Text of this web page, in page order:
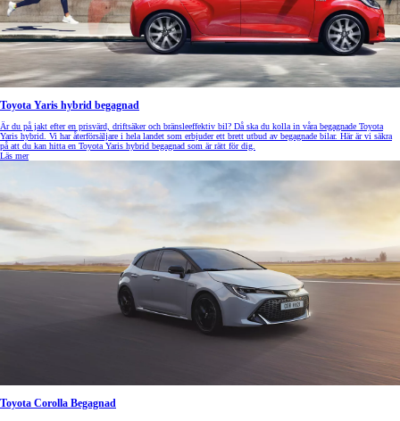
Toyota Yaris hybrid begagnad
Är du på jakt efter en prisvärd, driftsäker och bränsleeffektiv bil? Då ska du kolla in våra begagnade Toyota
Yaris hybrid. Vi har återförsäljare i hela landet som erbjuder ett brett utbud av begagnade bilar. Här är vi säkra
på att du kan hitta en Toyota Yaris hybrid begagnad som är rätt för dig.
Läs mer
Toyota Corolla Begagnad